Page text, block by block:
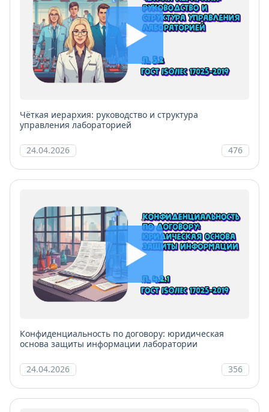
Чёткая иерархия: руководство и структура
управления лабораторией
24.04.2026 476
Конфиденциальность по договору: юридическая
основа защиты информации лаборатории
24.04.2026 356